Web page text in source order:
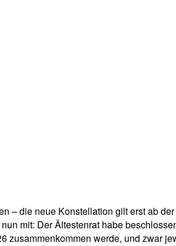
– die neue Konstellation gilt erst ab
mit: Der Ältestenrat habe
zusammenkommen werde, und zwar